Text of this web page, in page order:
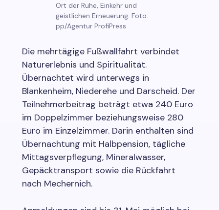
Ort der Ruhe, Einkehr und
geistlichen Erneuerung. Foto:
pp/Agentur ProfiPress
Die mehrtägige Fußwallfahrt verbindet
Naturerlebnis und Spiritualität.
Übernachtet wird unterwegs in
Blankenheim, Niederehe und Darscheid. Der
Teilnehmerbeitrag beträgt etwa 240 Euro
im Doppelzimmer beziehungsweise 280
Euro im Einzelzimmer. Darin enthalten sind
Übernachtung mit Halbpension, tägliche
Mittagsverpflegung, Mineralwasser,
Gepäcktransport sowie die Rückfahrt
nach Mechernich.